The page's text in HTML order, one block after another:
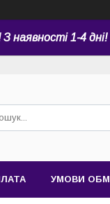
наявності 1-4 дні!
УМОВИ